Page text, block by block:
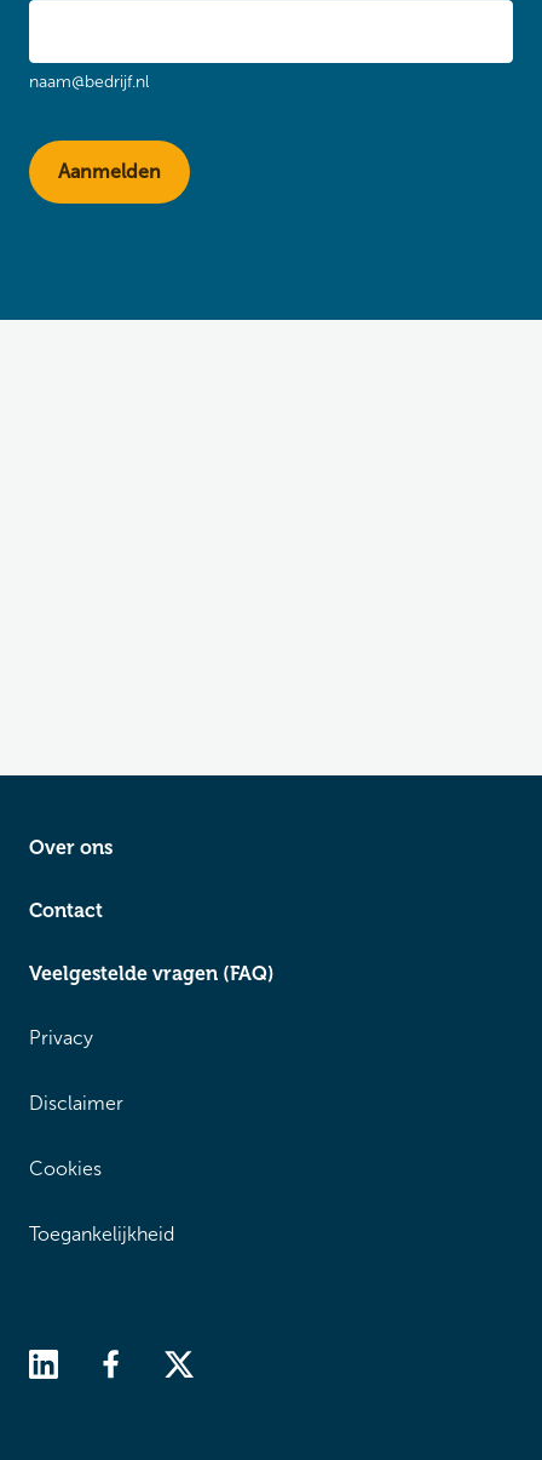
naam@bedrijf.nl
Over ons
Contact
Veelgestelde vragen (FAQ)
Privacy
Disclaimer
Cookies
Toegankelijkheid